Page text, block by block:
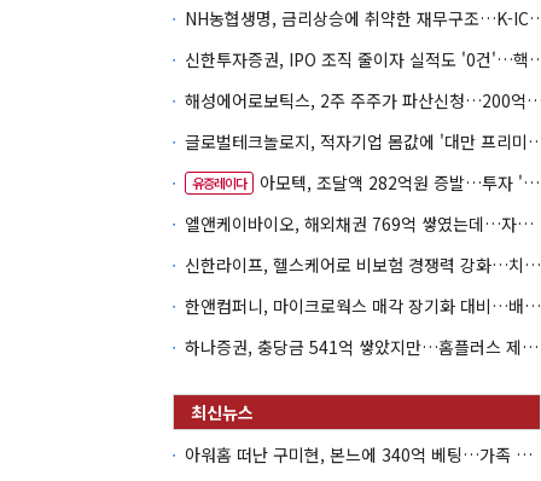
NH농협생명, 금리상승에 취
신한투자증권, IPO 조직 줄
해성에어로보틱스, 2주 주주가 파산
글로벌테크놀로지, 적자기업 몸값
유증레이다
아모텍, 조달액 282억원 증발…투자 '속도 조절' 불가피
엘앤케이바이오, 해외채권 769억 쌓였는데…자회사 4곳 자본잠식
신한라이프, 헬스케어로 비보험 경쟁력 강화…치매·간병 공략
한앤컴퍼니, 마이크로웍스 매각 장기화 대비…배당 회수판 깔았다
하나증권, 충당금 541억 쌓았지만…홈플러스 제재는 추가 비용 불씨
아워홈 떠난 구미현, 본느에 340억 베팅…가족 지배체제 구축